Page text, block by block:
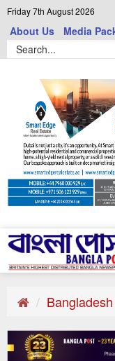
Friday 7th August 2026
About Us Media
Bangladesh